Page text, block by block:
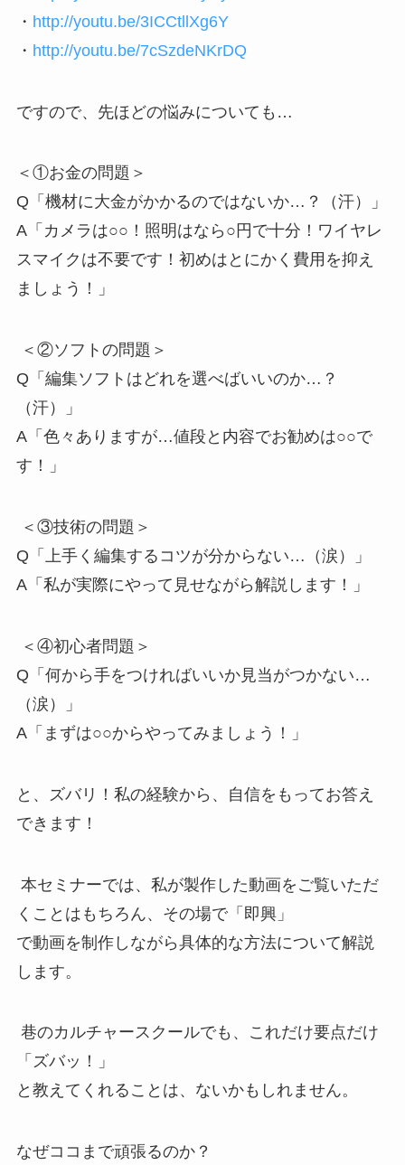
・ http://youtu.be/3ICCtllXg6Y
・ http://youtu.be/7cSzdeNKrDQ
ですので、先ほどの悩みについても…
＜①お金の問題＞
Q「機材に大金がかかるのではないか…？（汗）」
A「カメラは○○！照明はなら○円で十分！ワイヤレ
スマイクは不要です！初めはとにかく費用を抑え
ましょう！」
＜②ソフトの問題＞
Q「編集ソフトはどれを選べばいいのか…？
（汗）」
A「色々ありますが…値段と内容でお勧めは○○で
す！」
＜③技術の問題＞
Q「上手く編集するコツが分からない…（涙）」
A「私が実際にやって見せながら解説します！」
＜④初心者問題＞
Q「何から手をつければいいか見当がつかない…
（涙）」
A「まずは○○からやってみましょう！」
と、ズバリ！私の経験から、自信をもってお答え
できます！
本セミナーでは、私が製作した動画をご覧いただ
くことはもちろん、その場で「即興」
で動画を制作しながら具体的な方法について解説
します。
巷のカルチャースクールでも、これだけ要点だけ
「ズバッ！」
と教えてくれることは、ないかもしれません。
なぜココまで頑張るのか？